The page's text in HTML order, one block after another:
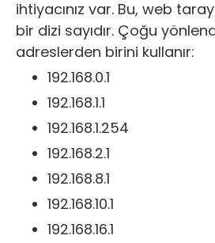
ihtiyacınız var. Bu, web
bir dizi sayıdır. Çoğu
adreslerden birini kullanır:
192.168.0.1
192.168.1.1
192.168.1.254
192.168.2.1
192.168.8.1
192.168.10.1
192.168.16.1